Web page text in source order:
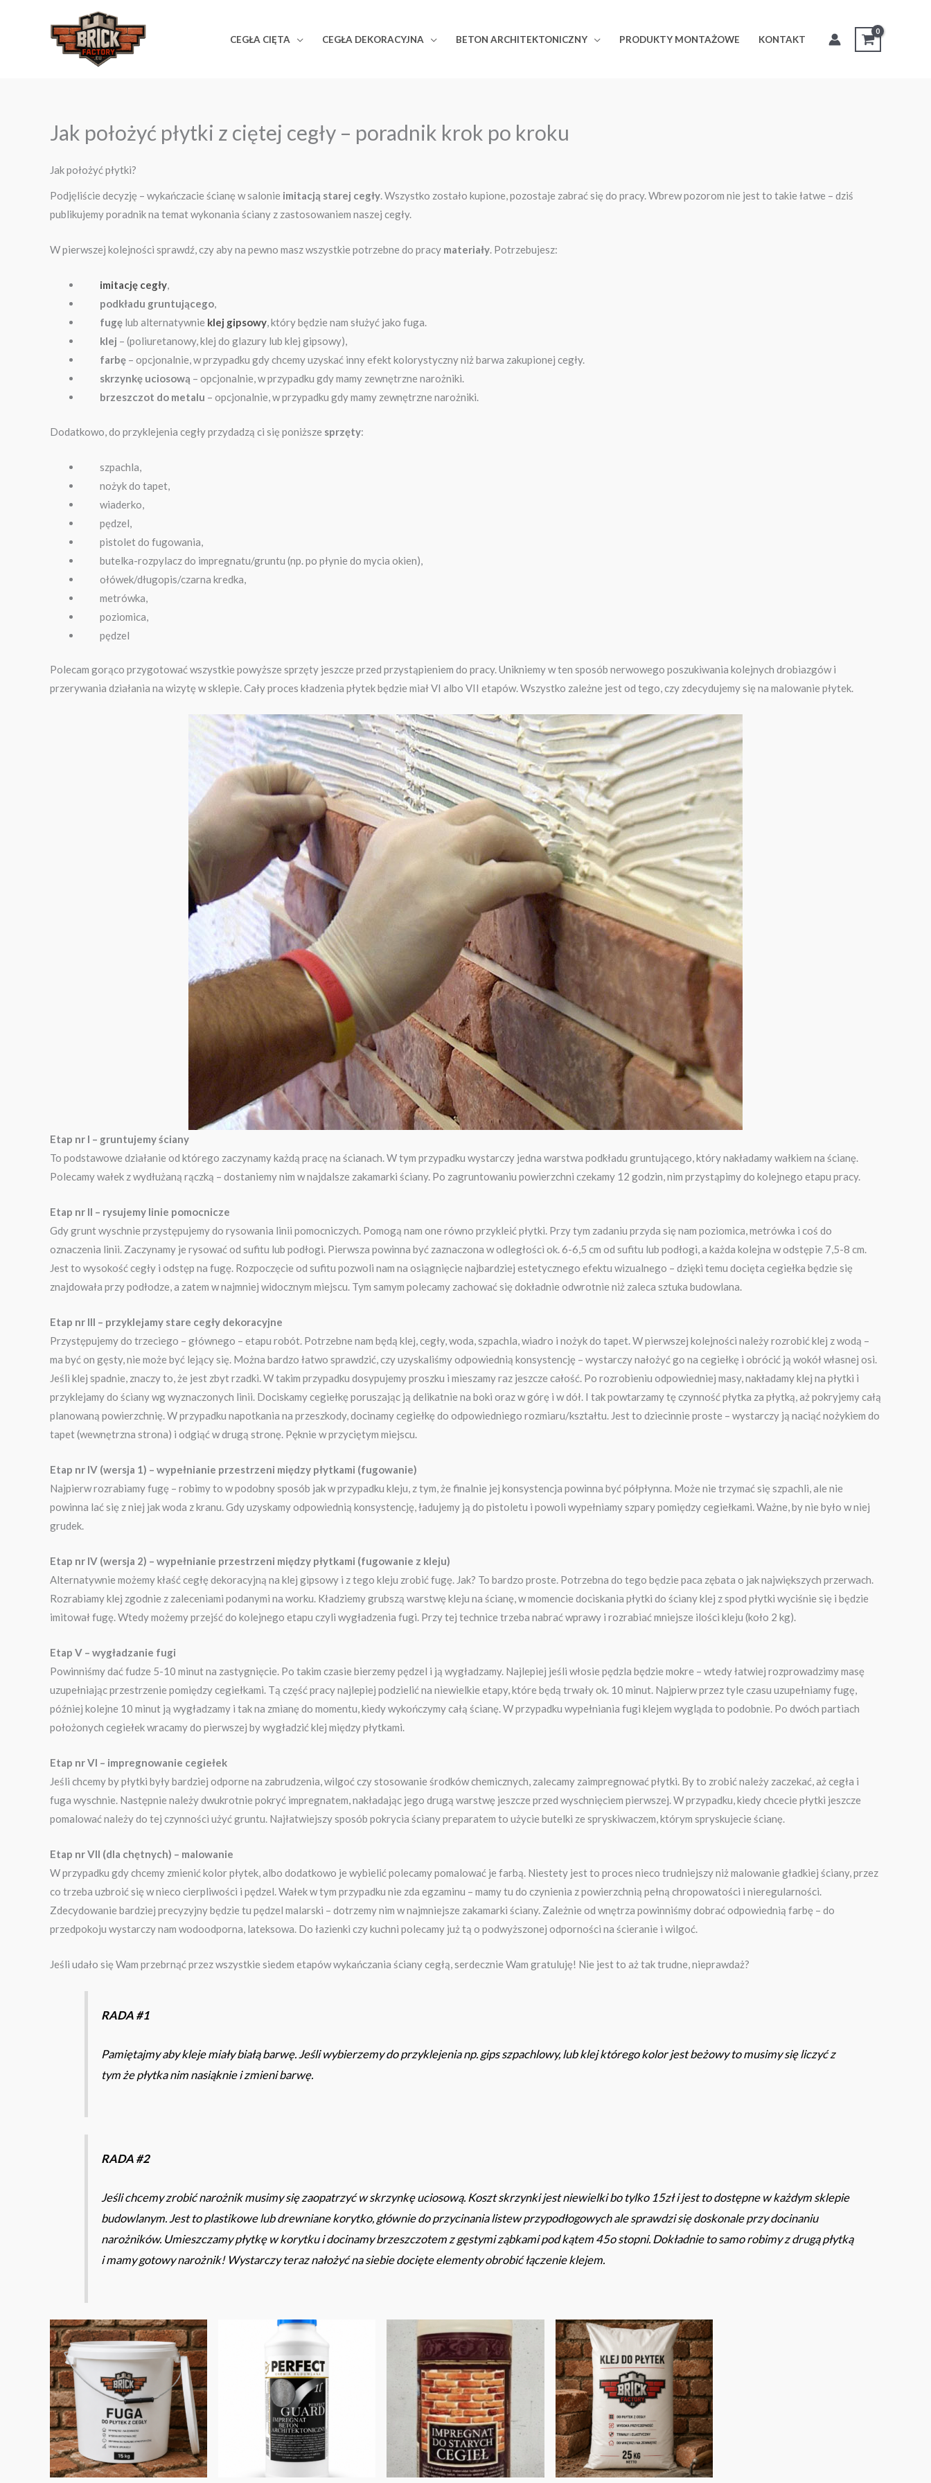
CEGŁA CIĘTA CEGŁA DEKORACYJNA BETON ARCHITEKTONICZNY PRODUKTY MONTAŻOWE KONTAKT
Jak położyć płytki z ciętej cegły – poradnik krok po kroku
Jak położyć płytki?
Podjęliście decyzję – wykańczacie ścianę w salonie imitacją starej cegły. Wszystko zostało kupione, pozostaje zabrać się do pracy. Wbrew pozorom nie jest to takie łatwe – dziś
publikujemy poradnik na temat wykonania ściany z zastosowaniem naszej cegły.
W pierwszej kolejności sprawdź, czy aby na pewno masz wszystkie potrzebne do pracy materiały. Potrzebujesz:
imitację cegły,
podkładu gruntującego,
fugę lub alternatywnie klej gipsowy, który będzie nam służyć jako fuga.
klej – (poliuretanowy, klej do glazury lub klej gipsowy),
farbę – opcjonalnie, w przypadku gdy chcemy uzyskać inny efekt kolorystyczny niż barwa zakupionej cegły.
skrzynkę uciosową – opcjonalnie, w przypadku gdy mamy zewnętrzne narożniki.
brzeszczot do metalu – opcjonalnie, w przypadku gdy mamy zewnętrzne narożniki.
Dodatkowo, do przyklejenia cegły przydadzą ci się poniższe sprzęty:
szpachla,
nożyk do tapet,
wiaderko,
pędzel,
pistolet do fugowania,
butelka-rozpylacz do impregnatu/gruntu (np. po płynie do mycia okien),
ołówek/długopis/czarna kredka,
metrówka,
poziomica,
pędzel
Polecam gorąco przygotować wszystkie powyższe sprzęty jeszcze przed przystąpieniem do pracy. Unikniemy w ten sposób nerwowego poszukiwania kolejnych drobiazgów i
przerywania działania na wizytę w sklepie. Cały proces kładzenia płytek będzie miał VI albo VII etapów. Wszystko zależne jest od tego, czy zdecydujemy się na malowanie płytek.
Etap nr I – gruntujemy ściany
To podstawowe działanie od którego zaczynamy każdą pracę na ścianach. W tym przypadku wystarczy jedna warstwa podkładu gruntującego, który nakładamy wałkiem na ścianę.
Polecamy wałek z wydłużaną rączką – dostaniemy nim w najdalsze zakamarki ściany. Po zagruntowaniu powierzchni czekamy 12 godzin, nim przystąpimy do kolejnego etapu pracy.
Etap nr II – rysujemy linie pomocnicze
Gdy grunt wyschnie przystępujemy do rysowania linii pomocniczych. Pomogą nam one równo przykleić płytki. Przy tym zadaniu przyda się nam poziomica, metrówka i coś do
oznaczenia linii. Zaczynamy je rysować od sufitu lub podłogi. Pierwsza powinna być zaznaczona w odległości ok. 6-6,5 cm od sufitu lub podłogi, a każda kolejna w odstępie 7,5-8 cm.
Jest to wysokość cegły i odstęp na fugę. Rozpoczęcie od sufitu pozwoli nam na osiągnięcie najbardziej estetycznego efektu wizualnego – dzięki temu docięta cegiełka będzie się
znajdowała przy podłodze, a zatem w najmniej widocznym miejscu. Tym samym polecamy zachować się dokładnie odwrotnie niż zaleca sztuka budowlana.
Etap nr III – przyklejamy stare cegły dekoracyjne
Przystępujemy do trzeciego – głównego – etapu robót. Potrzebne nam będą klej, cegły, woda, szpachla, wiadro i nożyk do tapet. W pierwszej kolejności należy rozrobić klej z wodą –
ma być on gęsty, nie może być lejący się. Można bardzo łatwo sprawdzić, czy uzyskaliśmy odpowiednią konsystencję – wystarczy nałożyć go na cegiełkę i obrócić ją wokół własnej osi.
Jeśli klej spadnie, znaczy to, że jest zbyt rzadki. W takim przypadku dosypujemy proszku i mieszamy raz jeszcze całość. Po rozrobieniu odpowiedniej masy, nakładamy klej na płytki i
przyklejamy do ściany wg wyznaczonych linii. Dociskamy cegiełkę poruszając ją delikatnie na boki oraz w górę i w dół. I tak powtarzamy tę czynność płytka za płytką, aż pokryjemy całą
planowaną powierzchnię. W przypadku napotkania na przeszkody, docinamy cegiełkę do odpowiedniego rozmiaru/kształtu. Jest to dziecinnie proste – wystarczy ją naciąć nożykiem do
tapet (wewnętrzna strona) i odgiąć w drugą stronę. Pęknie w przyciętym miejscu.
Etap nr IV (wersja 1) – wypełnianie przestrzeni między płytkami (fugowanie)
Najpierw rozrabiamy fugę – robimy to w podobny sposób jak w przypadku kleju, z tym, że finalnie jej konsystencja powinna być półpłynna. Może nie trzymać się szpachli, ale nie
powinna lać się z niej jak woda z kranu. Gdy uzyskamy odpowiednią konsystencję, ładujemy ją do pistoletu i powoli wypełniamy szpary pomiędzy cegiełkami. Ważne, by nie było w niej
grudek.
Etap nr IV (wersja 2) – wypełnianie przestrzeni między płytkami (fugowanie z kleju)
Alternatywnie możemy kłaść cegłę dekoracyjną na klej gipsowy i z tego kleju zrobić fugę. Jak? To bardzo proste. Potrzebna do tego będzie paca zębata o jak największych przerwach.
Rozrabiamy klej zgodnie z zaleceniami podanymi na worku. Kładziemy grubszą warstwę kleju na ścianę, w momencie dociskania płytki do ściany klej z spod płytki wyciśnie się i będzie
imitował fugę. Wtedy możemy przejść do kolejnego etapu czyli wygładzenia fugi. Przy tej technice trzeba nabrać wprawy i rozrabiać mniejsze ilości kleju (koło 2 kg).
Etap V – wygładzanie fugi
Powinniśmy dać fudze 5-10 minut na zastygnięcie. Po takim czasie bierzemy pędzel i ją wygładzamy. Najlepiej jeśli włosie pędzla będzie mokre – wtedy łatwiej rozprowadzimy masę
uzupełniając przestrzenie pomiędzy cegiełkami. Tą część pracy najlepiej podzielić na niewielkie etapy, które będą trwały ok. 10 minut. Najpierw przez tyle czasu uzupełniamy fugę,
później kolejne 10 minut ją wygładzamy i tak na zmianę do momentu, kiedy wykończymy całą ścianę. W przypadku wypełniania fugi klejem wygląda to podobnie. Po dwóch partiach
położonych cegiełek wracamy do pierwszej by wygładzić klej między płytkami.
Etap nr VI – impregnowanie cegiełek
Jeśli chcemy by płytki były bardziej odporne na zabrudzenia, wilgoć czy stosowanie środków chemicznych, zalecamy zaimpregnować płytki. By to zrobić należy zaczekać, aż cegła i
fuga wyschnie. Następnie należy dwukrotnie pokryć impregnatem, nakładając jego drugą warstwę jeszcze przed wyschnięciem pierwszej. W przypadku, kiedy chcecie płytki jeszcze
pomalować należy do tej czynności użyć gruntu. Najłatwiejszy sposób pokrycia ściany preparatem to użycie butelki ze spryskiwaczem, którym spryskujecie ścianę.
Etap nr VII (dla chętnych) – malowanie
W przypadku gdy chcemy zmienić kolor płytek, albo dodatkowo je wybielić polecamy pomalować je farbą. Niestety jest to proces nieco trudniejszy niż malowanie gładkiej ściany, przez
co trzeba uzbroić się w nieco cierpliwości i pędzel. Wałek w tym przypadku nie zda egzaminu – mamy tu do czynienia z powierzchnią pełną chropowatości i nieregularności.
Zdecydowanie bardziej precyzyjny będzie tu pędzel malarski – dotrzemy nim w najmniejsze zakamarki ściany. Zależnie od wnętrza powinniśmy dobrać odpowiednią farbę – do
przedpokoju wystarczy nam wodoodporna, lateksowa. Do łazienki czy kuchni polecamy już tą o podwyższonej odporności na ścieranie i wilgoć.
Jeśli udało się Wam przebrnąć przez wszystkie siedem etapów wykańczania ściany cegłą, serdecznie Wam gratuluję! Nie jest to aż tak trudne, nieprawdaż?
RADA #1
Pamiętajmy aby kleje miały białą barwę. Jeśli wybierzemy do przyklejenia np. gips szpachlowy, lub klej którego kolor jest beżowy to musimy się liczyć z
tym że płytka nim nasiąknie i zmieni barwę.
RADA #2
Jeśli chcemy zrobić narożnik musimy się zaopatrzyć w skrzynkę uciosową. Koszt skrzynki jest niewielki bo tylko 15zł i jest to dostępne w każdym sklepie
budowlanym. Jest to plastikowe lub drewniane korytko, głównie do przycinania listew przypodłogowych ale sprawdzi się doskonale przy docinaniu
narożników. Umieszczamy płytkę w korytku i docinamy brzeszczotem z gęstymi ząbkami pod kątem 45o stopni. Dokładnie to samo robimy z drugą płytką
i mamy gotowy narożnik! Wystarczy teraz nałożyć na siebie docięte elementy obrobić łączenie klejem.
Zakres
cen:
od
88.50 zł
od
80.00 zł
do
210.00 zł